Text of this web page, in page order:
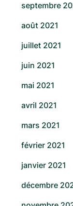
septembre
août 2021
juillet 2021
juin 2021
mai 2021
avril 2021
mars 2021
février 2021
janvier 2021
décembre